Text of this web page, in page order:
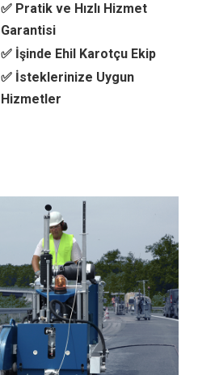
✅ Pratik ve Hızlı Hizmet
Garantisi
✅ İşinde Ehil Karotçu Ekip
✅ İsteklerinize Uygun
Hizmetler